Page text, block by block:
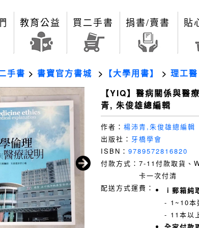
教育公益 買二手書 捐書/賣書 貼
手書 > 書寶官方書城 > 【大學用書】 > 理工醫
【YIQ】醫病關係與醫
青, 朱俊雄總編輯
作者： 楊沛青,朱俊雄總編輯
出版社： 牙橋學會
ISBN： 9789572816820
付款方式： 7-11付款取貨、
卡一次付清
配送方式運費：
ｉ郵箱純
- 1~10本
- 11本以